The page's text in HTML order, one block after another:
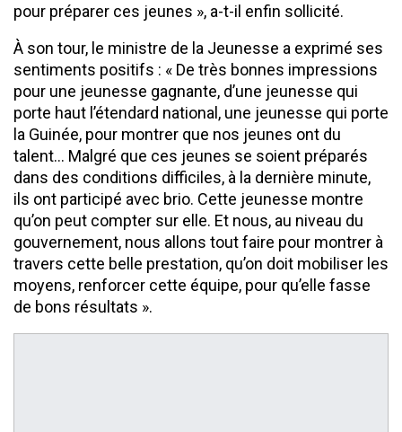
pour préparer ces jeunes », a-t-il enfin sollicité.
À son tour, le ministre de la Jeunesse a exprimé ses
sentiments positifs : « De très bonnes impressions
pour une jeunesse gagnante, d’une jeunesse qui
porte haut l’étendard national, une jeunesse qui porte
la Guinée, pour montrer que nos jeunes ont du
talent… Malgré que ces jeunes se soient préparés
dans des conditions difficiles, à la dernière minute,
ils ont participé avec brio. Cette jeunesse montre
qu’on peut compter sur elle. Et nous, au niveau du
gouvernement, nous allons tout faire pour montrer à
travers cette belle prestation, qu’on doit mobiliser les
moyens, renforcer cette équipe, pour qu’elle fasse
de bons résultats ».